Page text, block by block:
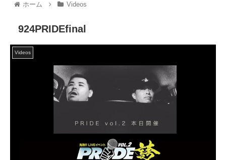
ホーム Videos
924PRIDEfinal
Videos